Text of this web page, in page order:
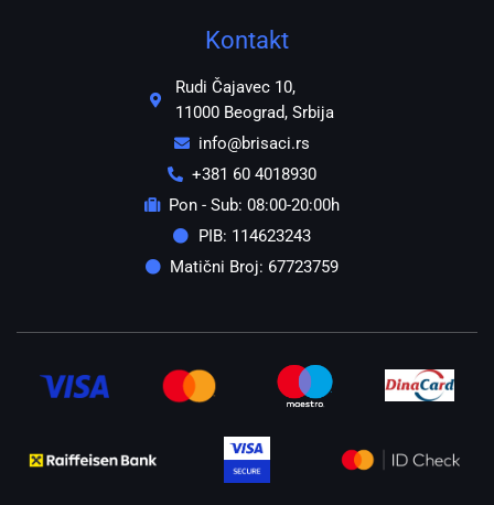
Kontakt
Rudi Čajavec 10,
11000 Beograd, Srbija
info@brisaci.rs
+381 60 4018930
Pon - Sub: 08:00-20:00h
PIB: 114623243
Matični Broj: 67723759